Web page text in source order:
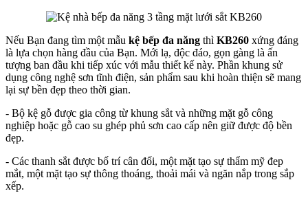
Nếu Bạn đang tìm một mẫu kệ bếp đa năng thì KB260 xứng đáng
là lựa chọn hàng đầu của Bạn. Mới lạ, độc đáo, gọn gàng là ấn
tượng ban đầu khi tiếp xúc với mẫu thiết kế này. Phần khung sử
dụng công nghệ sơn tĩnh điện, sản phẩm sau khi hoàn thiện sẽ mang
lại sự bền đẹp theo thời gian.
- Bộ kệ gỗ được gia công từ khung sắt và những mặt gỗ công
nghiệp hoặc gỗ cao su ghép phủ sơn cao cấp nên giữ được độ bền
đẹp.
- Các thanh sắt được bố trí cân đối, một mặt tạo sự thẩm mỹ đep
mắt, một mặt tạo sự thông thoáng, thoải mái và ngăn nắp trong sắp
xếp.